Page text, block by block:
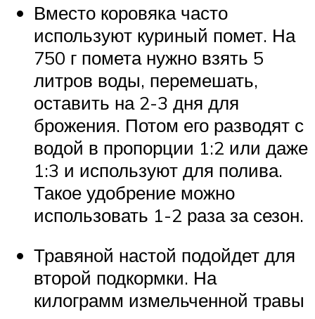
Вместо коровяка часто
используют куриный помет. На
750 г помета нужно взять 5
литров воды, перемешать,
оставить на 2-3 дня для
брожения. Потом его разводят с
водой в пропорции 1:2 или даже
1:3 и используют для полива.
Такое удобрение можно
использовать 1-2 раза за сезон.
Травяной настой подойдет для
второй подкормки. На
килограмм измельченной травы